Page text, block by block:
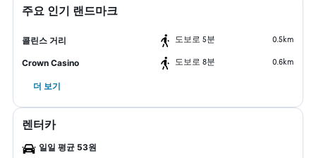
주요 인기 랜드마크
콜린스 거리 도보로 5분 0.5km
Crown Casino 도보로 8분 0.6km
더 보기
렌터카
일일 평균 53원